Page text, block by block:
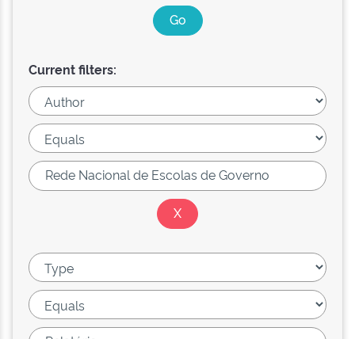
Current filters: